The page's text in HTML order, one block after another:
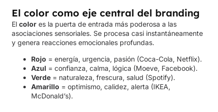
El color como eje central del branding
El color es la puerta de entrada más poderosa a las
asociaciones sensoriales. Se procesa casi instantáneamente
y genera reacciones emocionales profundas.
Rojo = energía, urgencia, pasión (Coca-Cola, Netflix).
Azul = confianza, calma, lógica (Moeve, Facebook).
Verde = naturaleza, frescura, salud (Spotify).
Amarillo = optimismo, calidez, alerta (IKEA,
McDonald’s).